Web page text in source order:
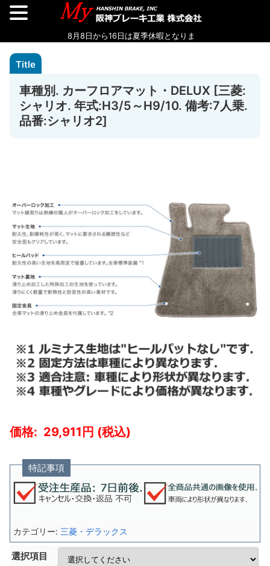
車種別. カーフロアマット・DELUX [三菱:
シャリオ. 年式:H3/5～H9/10. 備考:7人乗.
品番:シャリオ2]
29,911
特記事項
選択項目
カテゴリー: 三菱・デラックス